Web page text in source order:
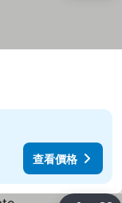
查看價格